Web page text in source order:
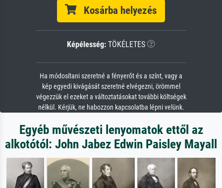
Kosárba helyezés
Képélesség: TÖKÉLETES
Ha módosítani szeretné a fényerőt és a színt, vagy a
kép egyedi kivágását szeretné elvégezni, örömmel
végezzük el ezeket a változtatásokat további költségek
nélkül. Kérjük, ne habozzon kapcsolatba lépni velünk.
Egyéb művészeti lenyomatok ettől az
alkotótól: John Jabez Edwin Paisley Mayall